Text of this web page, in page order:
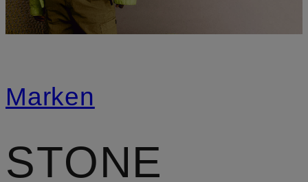
Marken
STONE